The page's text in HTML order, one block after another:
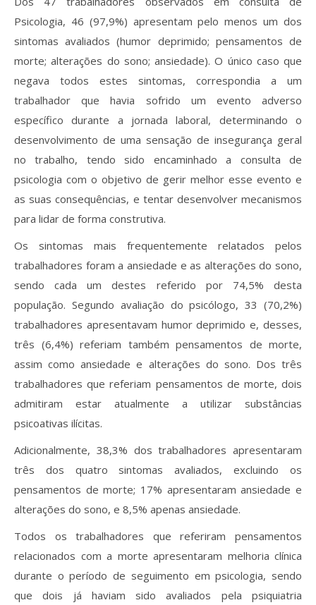
Psicologia, 46 (97,9%) apresentam pelo menos um dos
sintomas avaliados (humor deprimido; pensamentos de
morte; alterações do sono; ansiedade). O único caso que
negava todos estes sintomas, correspondia a um
trabalhador que havia sofrido um evento adverso
específico durante a jornada laboral, determinando o
desenvolvimento de uma sensação de insegurança geral
no trabalho, tendo sido encaminhado a consulta de
psicologia com o objetivo de gerir melhor esse evento e
as suas consequências, e tentar desenvolver mecanismos
para lidar de forma construtiva.
Os sintomas mais frequentemente relatados pelos
trabalhadores foram a ansiedade e as alterações do sono,
sendo cada um destes referido por 74,5% desta
população. Segundo avaliação do psicólogo, 33 (70,2%)
trabalhadores apresentavam humor deprimido e, desses,
três (6,4%) referiam também pensamentos de morte,
assim como ansiedade e alterações do sono. Dos três
trabalhadores que referiam pensamentos de morte, dois
admitiram estar atualmente a utilizar substâncias
psicoativas ilícitas.
Adicionalmente, 38,3% dos trabalhadores apresentaram
três dos quatro sintomas avaliados, excluindo os
pensamentos de morte; 17% apresentaram ansiedade e
alterações do sono, e 8,5% apenas ansiedade.
Todos os trabalhadores que referiram pensamentos
relacionados com a morte apresentaram melhoria clínica
durante o período de seguimento em psicologia, sendo
que dois já haviam sido avaliados pela psiquiatria